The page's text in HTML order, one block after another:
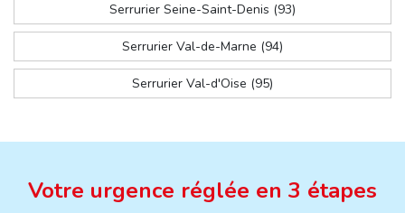
Serrurier Seine-Saint-Denis (93)
Serrurier Val-de-Marne (94)
Serrurier Val-d'Oise (95)
Votre urgence réglée en 3 étapes